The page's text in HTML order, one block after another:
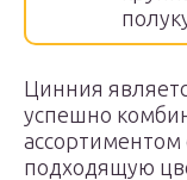
Цинния
успешно
ассортиментом
подходящую